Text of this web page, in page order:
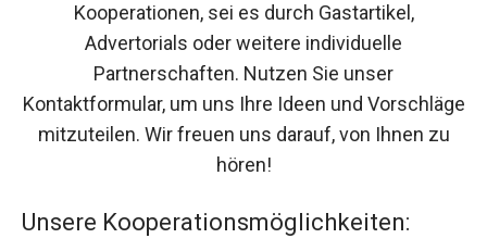
Kooperationen, sei es durch Gastartikel,
Advertorials oder weitere individuelle
Partnerschaften. Nutzen Sie unser
Kontaktformular, um uns Ihre Ideen und Vorschläge
mitzuteilen. Wir freuen uns darauf, von Ihnen zu
hören!
Unsere Kooperationsmöglichkeiten: